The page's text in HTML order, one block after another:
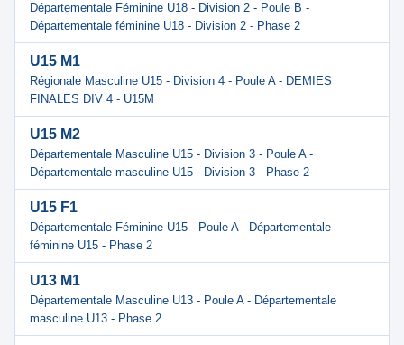
Départementale Féminine U18 - Division 2 - Poule B -
Départementale féminine U18 - Division 2 - Phase 2
U15 M1
Régionale Masculine U15 - Division 4 - Poule A - DEMIES
FINALES DIV 4 - U15M
U15 M2
Départementale Masculine U15 - Division 3 - Poule A -
Départementale masculine U15 - Division 3 - Phase 2
U15 F1
Départementale Féminine U15 - Poule A - Départementale
féminine U15 - Phase 2
U13 M1
Départementale Masculine U13 - Poule A - Départementale
masculine U13 - Phase 2